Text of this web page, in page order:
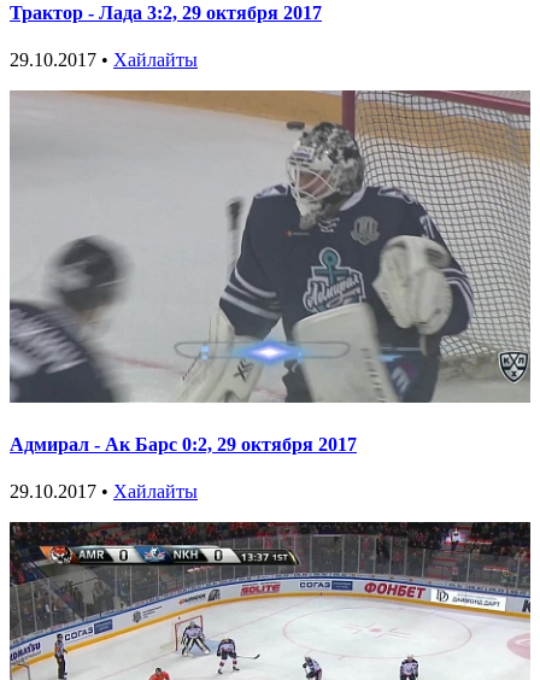
Трактор - Лада 3:2, 29 октября 2017
29.10.2017 • Хайлайты
Адмирал - Ак Барс 0:2, 29 октября 2017
29.10.2017 • Хайлайты